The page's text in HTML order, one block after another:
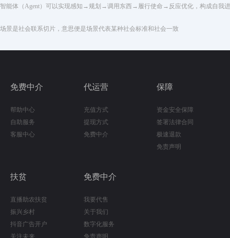
智能体（Agent）可以实现感知→规划→调用东西→履行使命→反应优化，构成自我
场景是社会联系切片，意思便是场景代表某种社会标准和社会一致
免费中介
帮助中心
自助服务
客服中心
代运营
充值方式
提现方式
免费中介
保障
资金安全保障
签署法律合同
极速退款
免责声明
扶贫
直播助农扶贫
振兴乡村
抖音广告开户
关注未来
免费中介
我要代售
关于我们
数字化服务
免责声明